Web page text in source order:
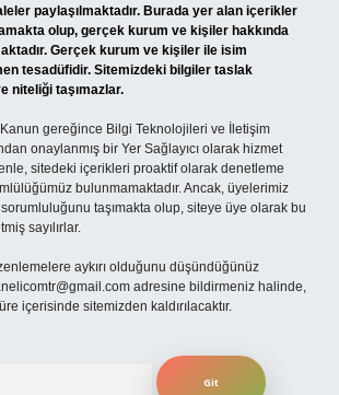
paylaşılmaktadır. Burada yer alan içerikler
olup, gerçek kurum ve kişiler hakkında
Gerçek kurum ve kişiler ile isim
tesadüfidir. Sitemizdeki bilgiler taslak
niteliği taşımazlar.
Kanun gereğince Bilgi Teknolojileri ve İletişim
onaylanmış bir Yer Sağlayıcı olarak hizmet
sitedeki içerikleri proaktif olarak denetleme
bulunmamaktadır. Ancak, üyelerimiz
taşımakta olup, siteye üye olarak bu
sayılırlar.
aykırı olduğunu düşündüğünüz
adresine bildirmeniz halinde,
içerisinde sitemizden kaldırılacaktır.